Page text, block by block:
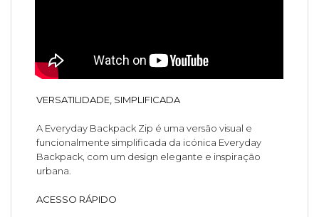
VERSATILIDADE, SIMPLIFICADA
A Everyday Backpack Zip é uma versão visual e
funcionalmente simplificada da icónica Everyday
Backpack, com um design elegante e inspiração
urbana.
ACESSO RÁPIDO